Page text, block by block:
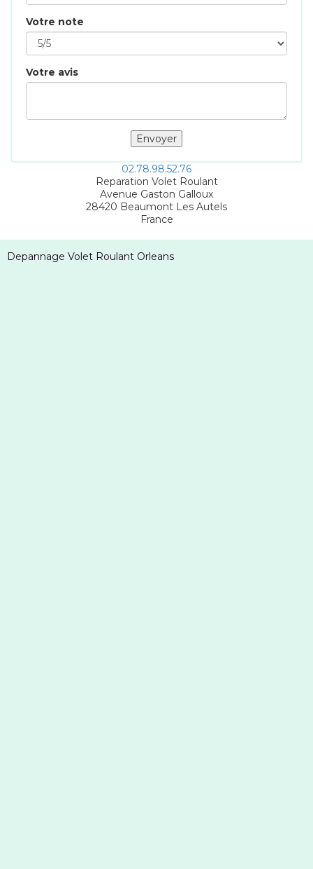
Votre note
Votre avis
02.78.98.52.76
Reparation Volet Roulant
Avenue Gaston Galloux
28420 Beaumont Les Autels
France
Depannage Volet Roulant Orleans